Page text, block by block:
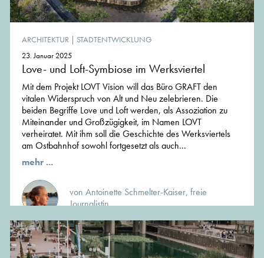
ARCHITEKTUR | STADTENTWICKLUNG
23. Januar 2025
Love- und Loft-Symbiose im Werksviertel
Mit dem Projekt LOVT Vision will das Büro GRAFT den
vitalen Widerspruch von Alt und Neu zelebrieren. Die
beiden Begriffe Love und Loft werden, als Assoziation zu
Miteinander und Großzügigkeit, im Namen LOVT
verheiratet. Mit ihm soll die Geschichte des Werksviertels
am Ostbahnhof sowohl fortgesetzt als auch...
mehr ...
von Antoinette Schmelter-Kaiser, freie
Journalistin